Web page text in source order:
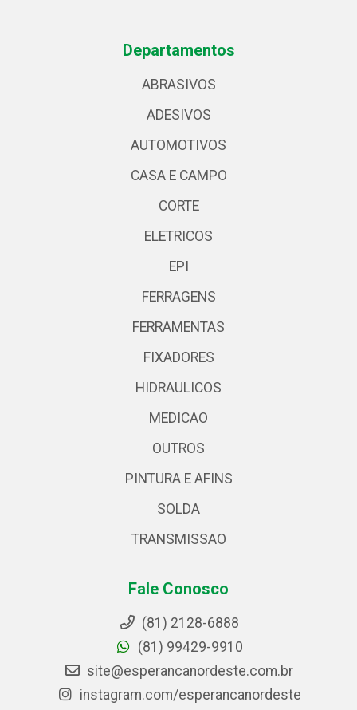
Departamentos
ABRASIVOS
ADESIVOS
AUTOMOTIVOS
CASA E CAMPO
CORTE
ELETRICOS
EPI
FERRAGENS
FERRAMENTAS
FIXADORES
HIDRAULICOS
MEDICAO
OUTROS
PINTURA E AFINS
SOLDA
TRANSMISSAO
Fale Conosco
(81) 2128-6888
(81) 99429-9910
site@esperancanordeste.com.br
instagram.com/esperancanordeste